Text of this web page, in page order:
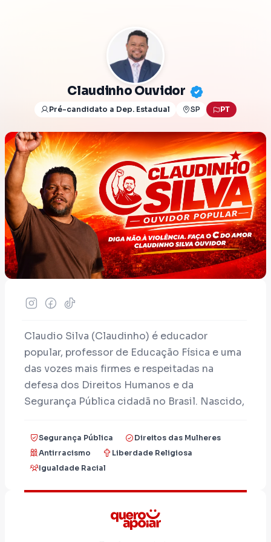
Claudinho Ouvidor
Pré-candidato a Dep. Estadual SP PT
Claudio Silva (Claudinho) é educador
popular, professor de Educação Física e uma
das vozes mais firmes e respeitadas na
defesa dos Direitos Humanos e da
Segurança Pública cidadã no Brasil. Nascido,
Azul, na Zona Sul de São Paulo, construiu
uma trajetória intelectual e militante
marcada pelo protagonismo nos movimentos
Sua experiência na gestão pública inclui a
coordenação de Políticas para Juventude na
Segurança Pública
Direitos das Mulheres
Antirracismo
Liberdade Religiosa
Igualdade Racial